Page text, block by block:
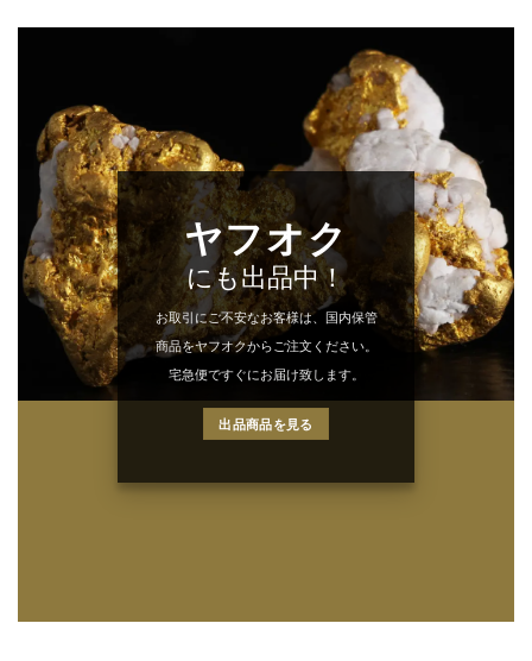
ヤフオク
にも出品中！
お取引にご不安なお客様は、国内保管
商品をヤフオクからご注文ください。
宅急便ですぐにお届け致します。
出品商品を見る